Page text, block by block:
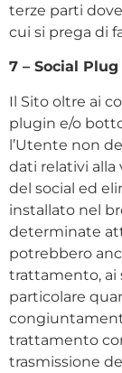
terze parti
cui si prega di
7 – Social Plug
Il Sito oltre ai
plugin e/o
l’Utente non
dati relativi alla
del social ed
installato nel
determinate
potrebbero
trattamento, ai
particolare
trattamento
trasmissione